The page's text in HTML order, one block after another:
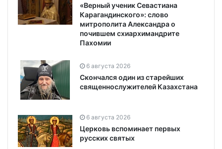
«Верный ученик Севастиана
Карагандинского»: слово
митрополита Александра о
почившем схиархимандрите
Пахомии
6 августа 2026
Скончался один из старейших
священнослужителей Казахстана
6 августа 2026
Церковь вспоминает первых
русских святых